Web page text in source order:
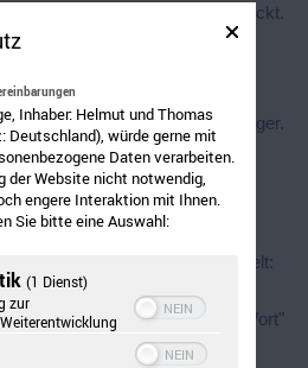
du kannst alles, wenn man es weckt.
…
Umgekehrt ist es schwieriger.
… *ggg*
Bürgerinnen und Bürger der Welt:
Die Welt ist hier und jetzt!
Spiegel, in einem dunklen Wort"
Inhaber: Helmut und Thomas
Deutschland), würde gerne mit
Daten verarbeiten.
der Website nicht notwendig,
engere Interaktion mit Ihnen.
Sie bitte eine Auswahl:
(1 Dienst)
zur